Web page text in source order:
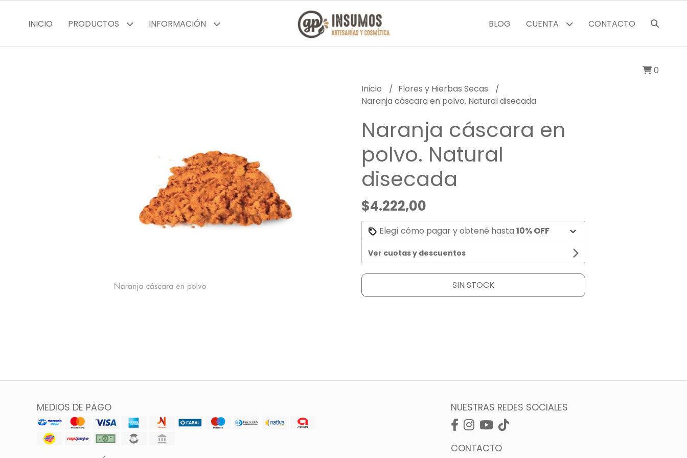
INICIO PRODUCTOS INFORMACIÓN BLOG CUENTA CONTACTO
0
Inicio
Flores y Hierbas Secas
Naranja cáscara en polvo. Natural disecada
Naranja cáscara en
polvo. Natural
disecada
$4.222,00
Elegí cómo pagar y obtené hasta 10% OFF
Ver cuotas y descuentos
SIN STOCK
MEDIOS DE PAGO NUESTRAS REDES SOCIALES
CONTACTO